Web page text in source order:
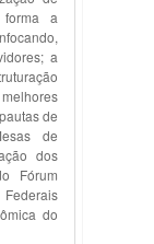
a
a
de
de
dos
Fórum
do